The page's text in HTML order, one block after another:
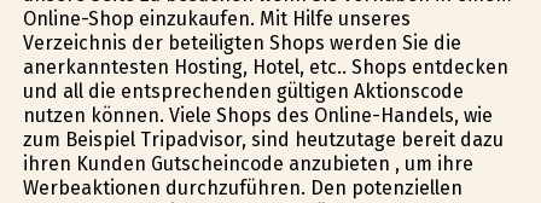
Online-Shop einzukaufen. Mit Hilfe unseres
Verzeichnis der beteiligten Shops werden Sie die
anerkanntesten Hosting, Hotel, etc.. Shops entdecken
und all die entsprechenden gültigen Aktionscode
nutzen können. Viele Shops des Online-Handels, wie
zum Beispiel Tripadvisor, sind heutzutage bereit dazu
ihren Kunden Gutscheincode anzubieten , um ihre
Werbeaktionen durchzuführen. Den potenziellen